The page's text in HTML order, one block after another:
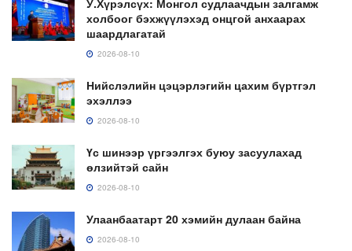
У.Хүрэлсүх: Монгол судлаачдын залгамж
холбоог бэхжүүлэхэд онцгой анхаарах
шаардлагатай
2026-08-10
Нийслэлийн цэцэрлэгийн цахим бүртгэл
эхэллээ
2026-08-10
Үс шинээр үргээлгэх буюу засуулахад
өлзийтэй сайн
2026-08-10
Улаанбаатарт 20 хэмийн дулаан байна
2026-08-10